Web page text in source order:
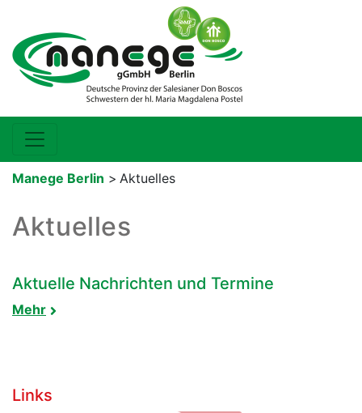
Manege Berlin > Aktuelles
Aktuelles
Aktuelle Nachrichten und Termine
Mehr
Links